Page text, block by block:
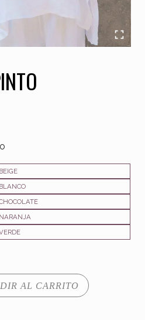
BEIGE
BLANCO
NARANJA
AL CARRITO